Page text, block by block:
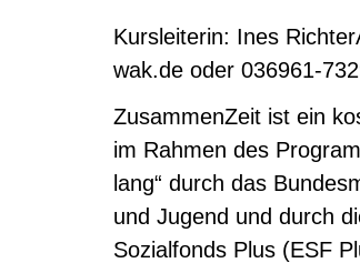
Kursleiterin: Ines
wak.de oder 036961-
ZusammenZeit ist ein
im Rahmen des
lang“ durch das
und Jugend und durch
Sozialfonds Plus (ESF